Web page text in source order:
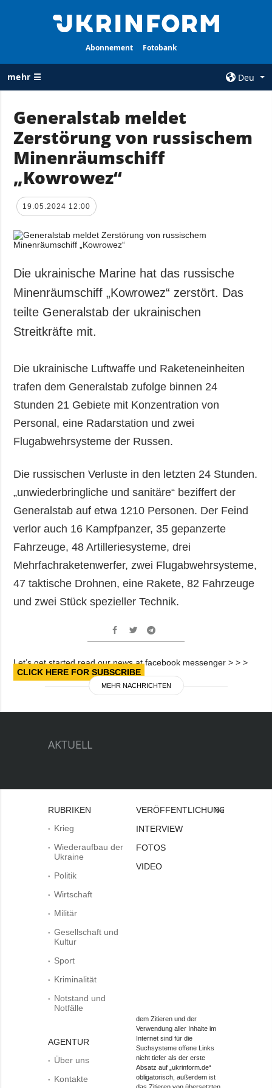
Abonnement Fotobank
mehr ☰
Deu
ALLE
RUBRIKEN
Krieg
Wiederaufbau
der Ukraine
Politik
Wirtschaft
Gesellschaft und
Kultur
Sport
Kriminalität
Notfälle
AGENTUR
und zum Schutz
ZUSÄTZLICH
Veröffentlichungen
Interview
Fotos
LEISTUNGEN
Abonnement
Fotobank
Generalstab meldet
Zerstörung von russischem
Minenräumschiff
„Kowrowez“
19.05.2024 12:00
Die ukrainische Marine hat das russische
Minenräumschiff „Kowrowez“ zerstört. Das
teilte Generalstab der ukrainischen
Streitkräfte mit.
Die ukrainische Luftwaffe und Raketeneinheiten
trafen dem Generalstab zufolge binnen 24
Stunden 21 Gebiete mit Konzentration von
Personal, eine Radarstation und zwei
Flugabwehrsysteme der Russen.
Die russischen Verluste in den letzten 24 Stunden.
„unwiederbringliche und sanitäre“ beziffert der
Generalstab auf etwa 1210 Personen. Der Feind
verlor auch 16 Kampfpanzer, 35 gepanzerte
Fahrzeuge, 48 Artilleriesysteme, drei
Mehrfachraketenwerfer, zwei Flugabwehrsysteme,
47 taktische Drohnen, eine Rakete, 82 Fahrzeuge
und zwei Stück spezieller Technik.
Let’s get started read our news at facebook messenger > > >
CLICK HERE FOR SUBSCRIBE
MEHR NACHRICHTEN
AKTUELL
RUBRIKEN
Krieg
Wiederaufbau der
Ukraine
Politik
Wirtschaft
Militär
Gesellschaft und
Kultur
Sport
Kriminalität
Notstand und
Notfälle
AGENTUR
Über uns
Kontakte
VERÖFFENTLICHUNGEN
INTERVIEW
FOTOS
VIDEO
Bei
dem Zitieren und der
Verwendung aller Inhalte im
Internet sind für die
Suchsysteme offene Links
nicht tiefer als der erste
Absatz auf „ukrinform.de“
obligatorisch, außerdem ist
das Zitieren von übersetzten